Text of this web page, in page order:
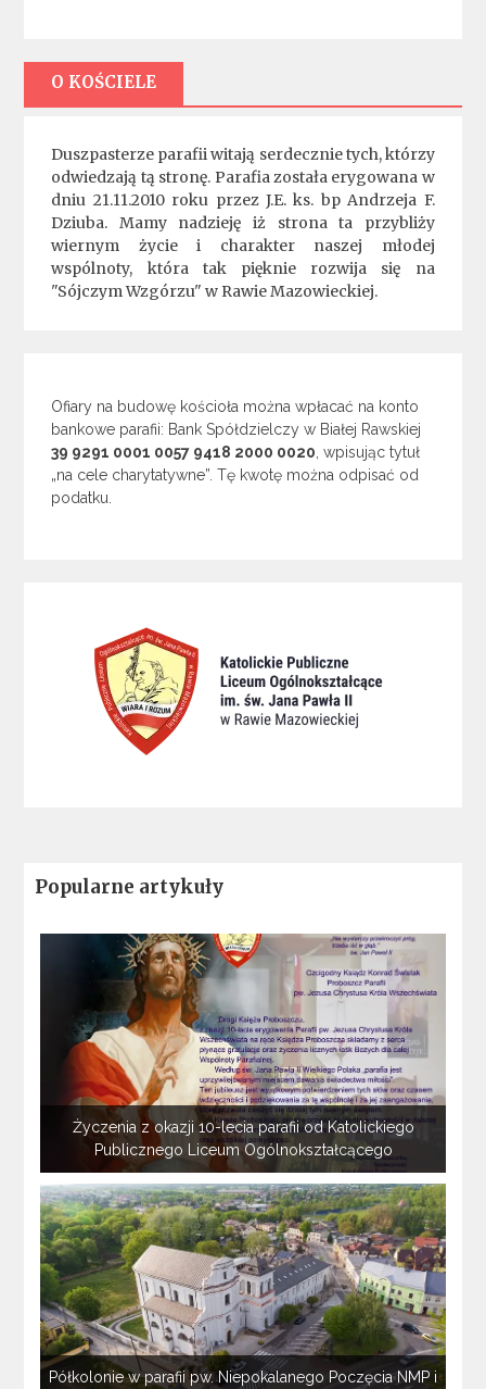
O KOŚCIELE
Duszpasterze parafii witają serdecznie tych, którzy
odwiedzają tą stronę. Parafia została erygowana w
dniu 21.11.2010 roku przez J.E. ks. bp Andrzeja F.
Dziuba. Mamy nadzieję iż strona ta przybliży
wiernym życie i charakter naszej młodej
wspólnoty, która tak pięknie rozwija się na
"Sójczym Wzgórzu" w Rawie Mazowieckiej.
Ofiary na budowę kościoła można wpłacać na konto
bankowe parafii: Bank Spółdzielczy w Białej Rawskiej
39 9291 0001 0057 9418 2000 0020, wpisując tytuł
„na cele charytatywne”. Tę kwotę można odpisać od
podatku.
Popularne artykuły
Życzenia z okazji 10-lecia parafii od Katolickiego
Publicznego Liceum Ogólnokształcącego
Półkolonie w parafii pw. Niepokalanego Poczęcia NMP i